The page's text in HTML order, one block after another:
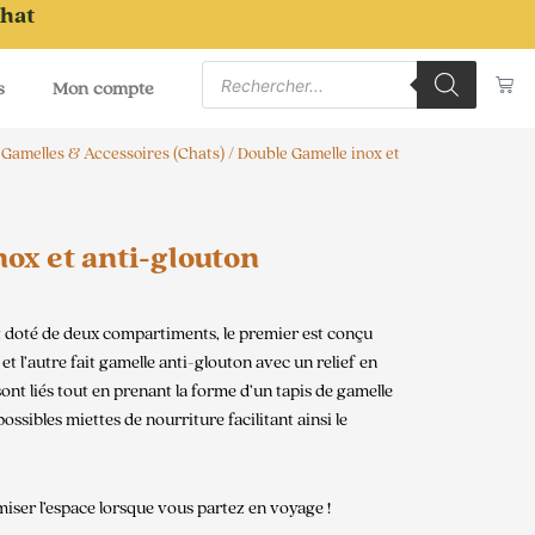
Mon compte
Recherche
produits
Gamelles & Accessoires (Chats)/ Double Gamelle inox et
et anti-glouton
de deux compartiments, le premier est conçu
l’autre fait gamelle anti-glouton avec un relief en
liés tout en prenant la forme d’un tapis de gamelle
miettes de nourriture facilitant ainsi le
l’espace lorsque vous partez en voyage !